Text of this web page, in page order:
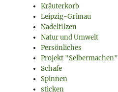
Kräuterkorb
Leipzig-Grünau
Nadelfilzen
Natur und Umwelt
Persönliches
Projekt "Selbermachen"
Schafe
Spinnen
sticken